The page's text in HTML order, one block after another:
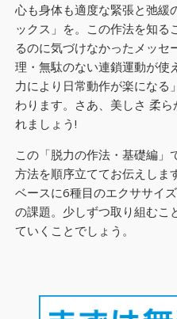
心も身体も適度な緊張と弛緩
ックス」を。この作法を知る
るのに気づけなかったメッセ
理・無駄のない連鎖運動が使
力により日常動作が楽になる
わります。さあ、美しさ 柔
れましょう!
この「脱力の作法・基礎編」
方法を順序立ててお伝えしま
ベースに6種目のエクササイ
の課題。少しずつ取り組むこ
ていくことでしょう。